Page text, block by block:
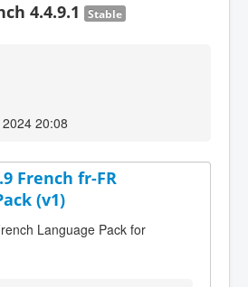
4.4.9.1 Stable
20:08
French fr-FR
(v1)
Language Pack for